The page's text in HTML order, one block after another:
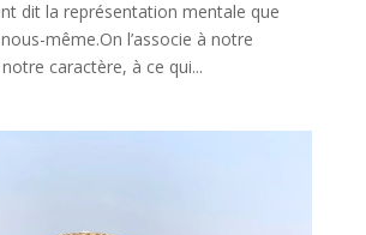
dit la représentation mentale que
même.On l’associe à notre
caractère, à ce qui...